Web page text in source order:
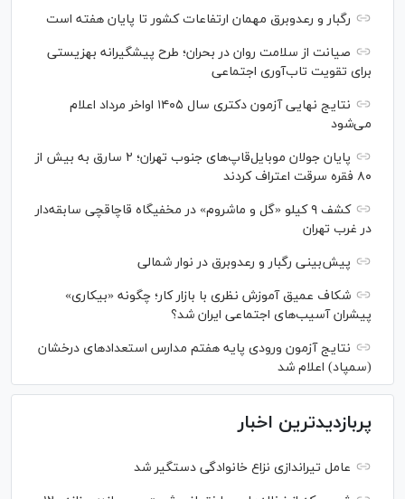
رگبار و رعدوبرق مهمان ارتفاعات کشور تا پایان هفته است
صیانت از سلامت روان در بحران؛ طرح پیشگیرانه بهزیستی
برای تقویت تاب‌آوری اجتماعی
نتایج نهایی آزمون دکتری سال ۱۴۰۵ اواخر مرداد اعلام
می‌شود
پایان جولان موبایل‌قاپ‌های جنوب تهران؛ ۲ سارق به بیش از
۸۰ فقره سرقت اعتراف کردند
کشف ۹ کیلو «گل و ماشروم» در مخفیگاه قاچاقچی سابقه‌دار
در غرب تهران
پیش‌بینی رگبار و رعدوبرق در نوار شمالی
شکاف عمیق آموزش نظری با بازار کار؛ چگونه «بیکاری»
پیشران آسیب‌های اجتماعی ایران شد؟
نتایج آزمون ورودی پایه هفتم مدارس استعدادهای درخشان
(سمپاد) اعلام شد
پربازدیدترین اخبار
عامل تیراندازی نزاع خانوادگی دستگیر شد